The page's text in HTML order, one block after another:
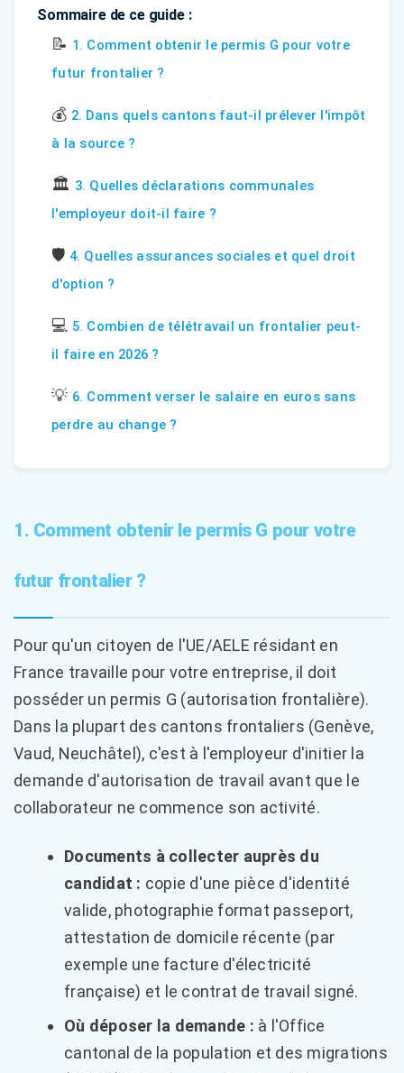
Sommaire de ce guide :
📝 1. Comment obtenir le permis G pour votre
futur frontalier ?
💰 2. Dans quels cantons faut-il prélever l'impôt
à la source ?
🏛️ 3. Quelles déclarations communales
l'employeur doit-il faire ?
🛡️ 4. Quelles assurances sociales et quel droit
d'option ?
💻 5. Combien de télétravail un frontalier peut-
il faire en 2026 ?
💡 6. Comment verser le salaire en euros sans
perdre au change ?
1. Comment obtenir le permis G pour votre
futur frontalier ?
Pour qu'un citoyen de l'UE/AELE résidant en
France travaille pour votre entreprise, il doit
posséder un permis G (autorisation frontalière).
Dans la plupart des cantons frontaliers (Genève,
Vaud, Neuchâtel), c'est à l'employeur d'initier la
demande d'autorisation de travail avant que le
collaborateur ne commence son activité.
Documents à collecter auprès du
candidat : copie d'une pièce d'identité
valide, photographie format passeport,
attestation de domicile récente (par
exemple une facture d'électricité
française) et le contrat de travail signé.
Où déposer la demande : à l'Office
cantonal de la population et des migrations